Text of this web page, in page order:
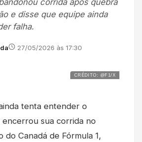
corrida após quebra
e disse que equipe ainda
falha.
27/05/2026 às 17:30
CRÉDITO: @F1/X
tenta entender o
sua corrida no
do Canadá de Fórmula 1,